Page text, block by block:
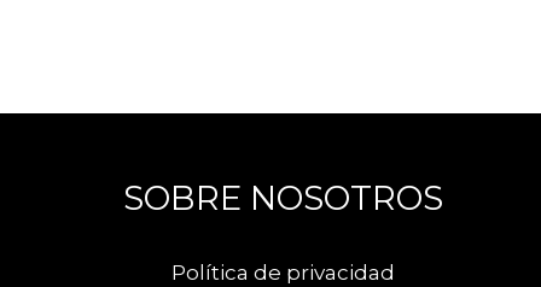
SOBRE NOSOTROS
Política de privacidad